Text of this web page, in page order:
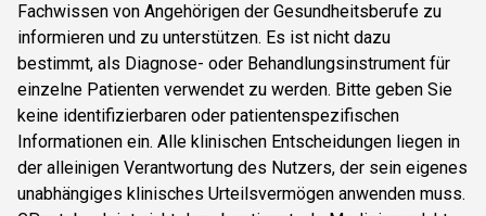
Fachwissen von Angehörigen der Gesundheitsberufe zu
informieren und zu unterstützen. Es ist nicht dazu
bestimmt, als Diagnose- oder Behandlungsinstrument für
einzelne Patienten verwendet zu werden. Bitte geben Sie
keine identifizierbaren oder patientenspezifischen
Informationen ein. Alle klinischen Entscheidungen liegen in
der alleinigen Verantwortung des Nutzers, der sein eigenes
unabhängiges klinisches Urteilsvermögen anwenden muss.